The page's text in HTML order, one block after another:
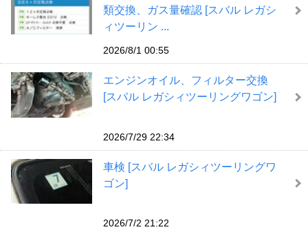
類交換、ガス量確認 [スバル レガシ
ィツーリン ...
2026/8/1 00:55
エンジンオイル、フィルター交換
[スバル レガシィツーリングワゴン]
2026/7/29 22:34
車検 [スバル レガシィツーリングワ
ゴン]
2026/7/2 21:22